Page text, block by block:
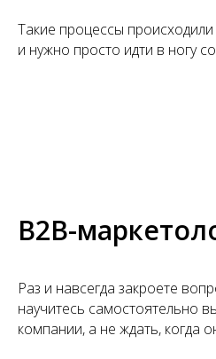
Такие процессы происходили
и нужно просто идти в ногу
B2B-
Раз и навсегда закроете
научитесь самостоятельно
компании, а не ждать, когда